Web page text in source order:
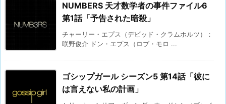
NUMBERS 天才数学者の事件ファイル6
第1話「予告された暗殺」
チャーリー・エプス（デビッド・クラムホルツ）：
咲野俊介 ドン・エプス（ロブ・モロ ...
ゴシップガール シーズン5 第14話「彼に
は言えない私の計画」